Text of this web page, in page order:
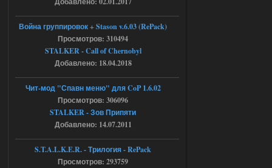
mods.su/news/op_2_ogsr_stcop_wp_3_4
Ответить ➤
04.08.2026
Объединенный Пак 2 + OGSR +
STCoP WP 3.4
15:03
andreyforest1993
это и есть эта версия мода
Объединенный Пак 2 + OGSR
+ STCoP WP 3.4, только нет ни каких
анимаций курения и анимаций еды и
экзоча как в трелере
Ответить ➤
04.08.2026
Война группировок + Stason v.6.03 (RePack)
Просмотров: 310494
STALKER - Call of Chernobyl
Добавлено: 18.04.2018
Чит-мод "Спавн меню" для CoP 1.6.02
Просмотров: 306096
STALKER - Зов Припяти
Добавлено: 14.07.2011
S.T.A.L.K.E.R. - Трилогия - RePack
Просмотров: 293759